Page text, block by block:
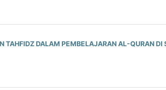
TAHFIDZ DALAM PEMBELAJARAN AL-QURAN